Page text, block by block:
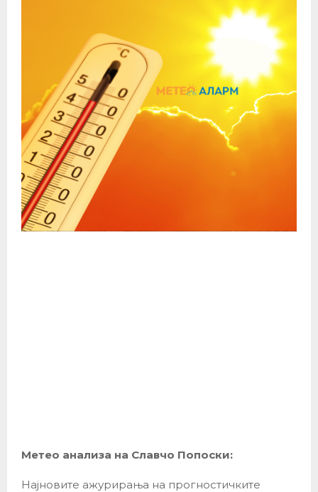
Метео анализа на Славчо Попоски:
Најновите ажурирања на прогностичките